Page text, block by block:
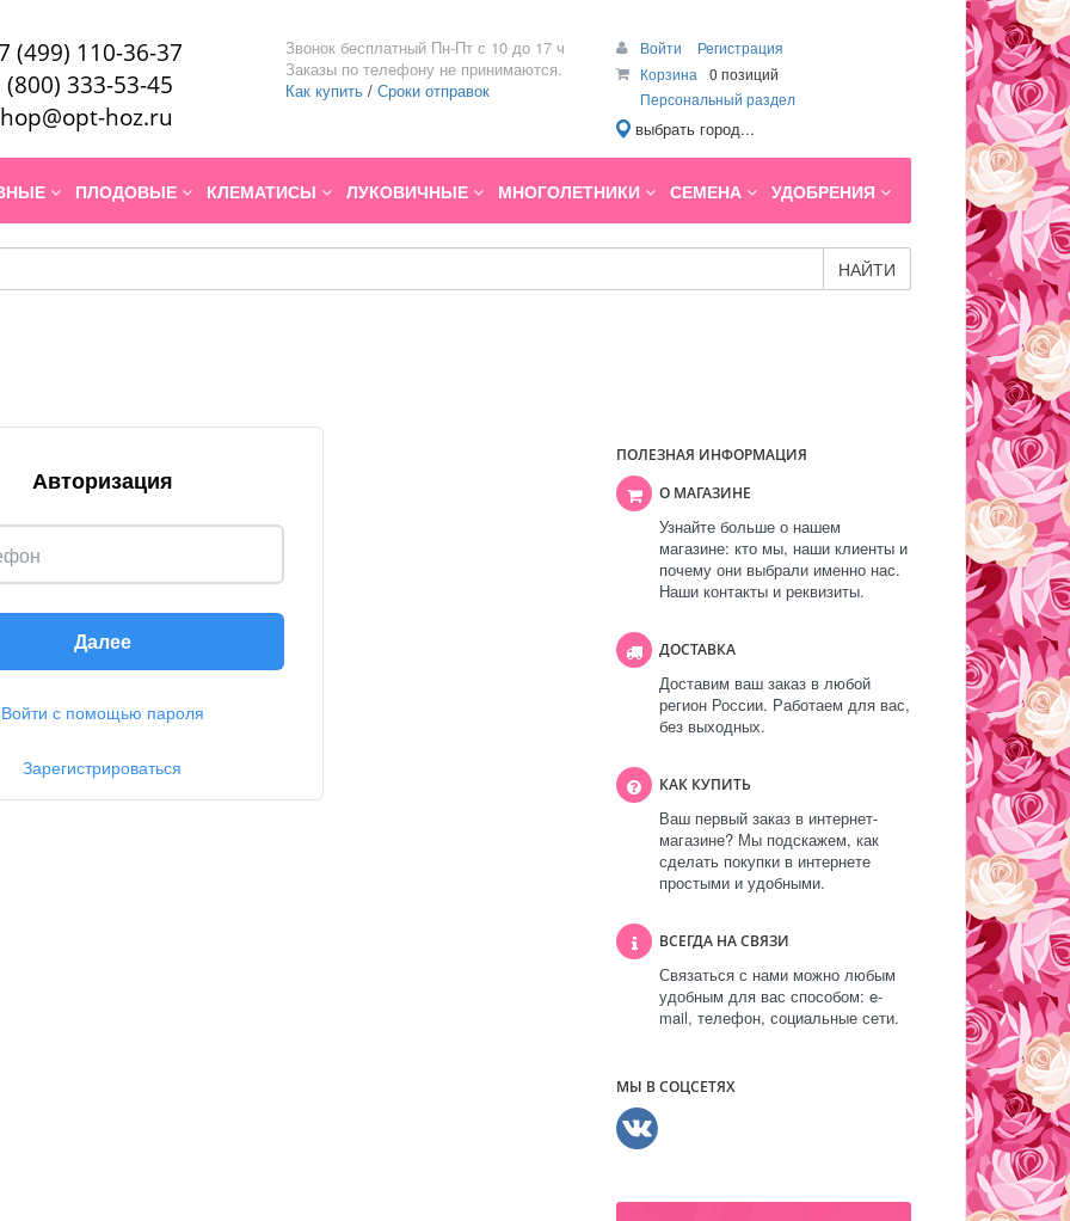
(499) 110-36-37
(800) 333-53-45
hoz.ru
Звонок бесплатный Пн-Пт с 10 до 17 ч
Заказы по телефону не принимаются.
Как купить / Сроки отправок
Войти
Регистрация
Корзина
0 позиций
Персональный раздел
выбрать город...
ПЛОДОВЫЕ КЛЕМАТИСЫ ЛУКОВИЧНЫЕ МНОГОЛЕТНИКИ СЕМЕНА УДОБРЕНИЯ
НАЙТИ
Авторизация
Далее
Войти с помощью пароля
Зарегистрироваться
ПОЛЕЗНАЯ ИНФОРМАЦИЯ
О МАГАЗИНЕ
Узнайте больше о нашем
магазине: кто мы, наши клиенты и
почему они выбрали именно нас.
Наши контакты и реквизиты.
ДОСТАВКА
Доставим ваш заказ в любой
регион России. Работаем для вас,
без выходных.
КАК КУПИТЬ
Ваш первый заказ в интернет-
магазине? Мы подскажем, как
сделать покупки в интернете
простыми и удобными.
ВСЕГДА НА СВЯЗИ
Связаться с нами можно любым
удобным для вас способом: e-
mail, телефон, социальные сети.
МЫ В СОЦСЕТЯХ